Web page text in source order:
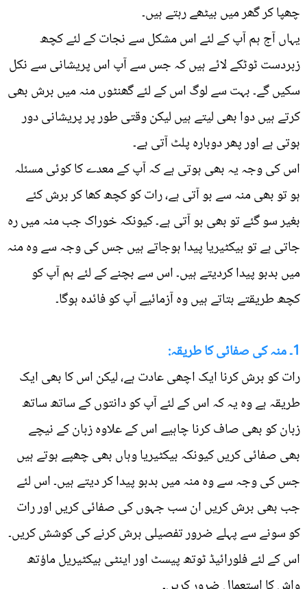
چھپا کر گھر میں بیٹھے رہتے ہیں۔
یہاں آج ہم آپ کے لئے اس مشکل سے نجات کے لئے کچھ
زبردست ٹوٹکے لائے ہیں کہ جس سے آپ اس پریشانی سے نکل
سکیں گے۔ بہت سے لوگ اس کے لئے گھنٹوں منہ میں برش بھی
کرتے ہیں دوا بھی لیتے ہیں لیکن وقتی طور پر پریشانی دور
ہوتی ہے اور پھر دوبارہ پلٹ آتی ہے۔
اس کی وجہ یہ بھی ہوتی ہے کہ آپ کے معدے کا کوئی مسئلہ
ہو تو بھی منہ سے بو آتی ہے، رات کو کچھ کھا کر برش کئے
بغیر سو گئے تو بھی بو آتی ہے۔ کیونکہ خوراک جب منہ میں رہ
جاتی ہے تو بیکٹیریا پیدا ہوجاتے ہیں جس کی وجہ سے وہ منہ
میں بدبو پیدا کردیتے ہیں۔ اس سے بچنے کے لئے ہم آپ کو
کچھ طریقتے بتاتے ہیں وہ آزمائیے آپ کو فائدہ ہوگا۔
1۔ منہ کی صفائی کا طریقہ:
رات کو برش کرنا ایک اچھی عادت ہے، لیکن اس کا بھی ایک
طریقہ ہے وہ یہ کہ اس کے لئے آپ کو دانتوں کے ساتھ ساتھ
زبان کو بھی صاف کرنا چاہیے اس کے علاوہ زبان کے نیچے
بھی صفائی کریں کیونکہ بیکٹیریا وہاں بھی چھپے ہوتے ہیں
جس کی وجہ سے وہ منہ میں بدبو پیدا کر دیتے ہیں۔ اس لئے
جب بھی برش کریں ان سب جہوں کی صفائی کریں اور رات
کو سونے سے پہلے ضرور تفصیلی برش کرنے کی کوشش کریں۔
اس کے لئے فلورائیڈ ٹوتھ پیسٹ اور اینٹی بیکٹیریل ماؤتھ